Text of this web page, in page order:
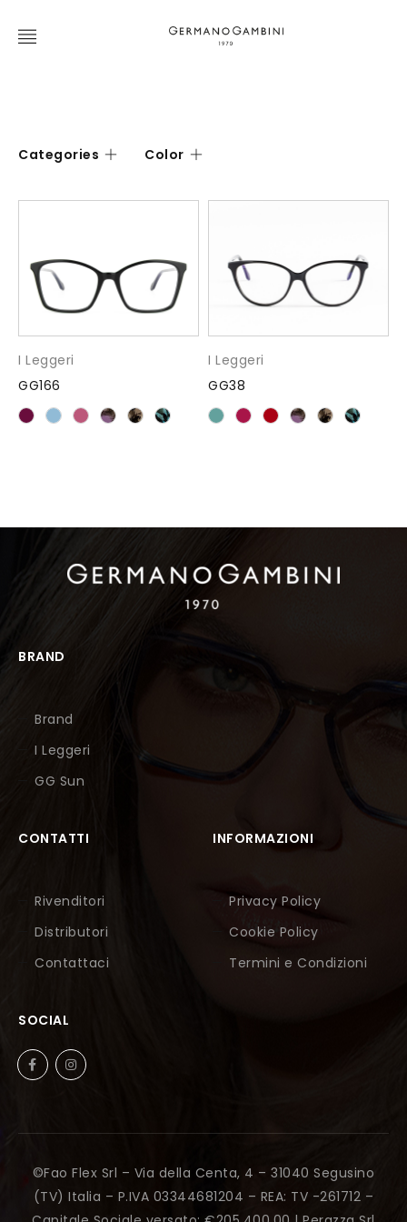
Categories Color
I Leggeri
GG166
I Leggeri
GG38
BRAND
Brand
I Leggeri
GG Sun
CONTATTI
Rivenditori
Distributori
Contattaci
INFORMAZIONI
Privacy Policy
Cookie Policy
Termini e Condizioni
SOCIAL
©Fao Flex Srl – Via della Centa, 4 – 31040 Segusino
(TV) Italia – P.IVA 03344681204 – REA: TV -261712 –